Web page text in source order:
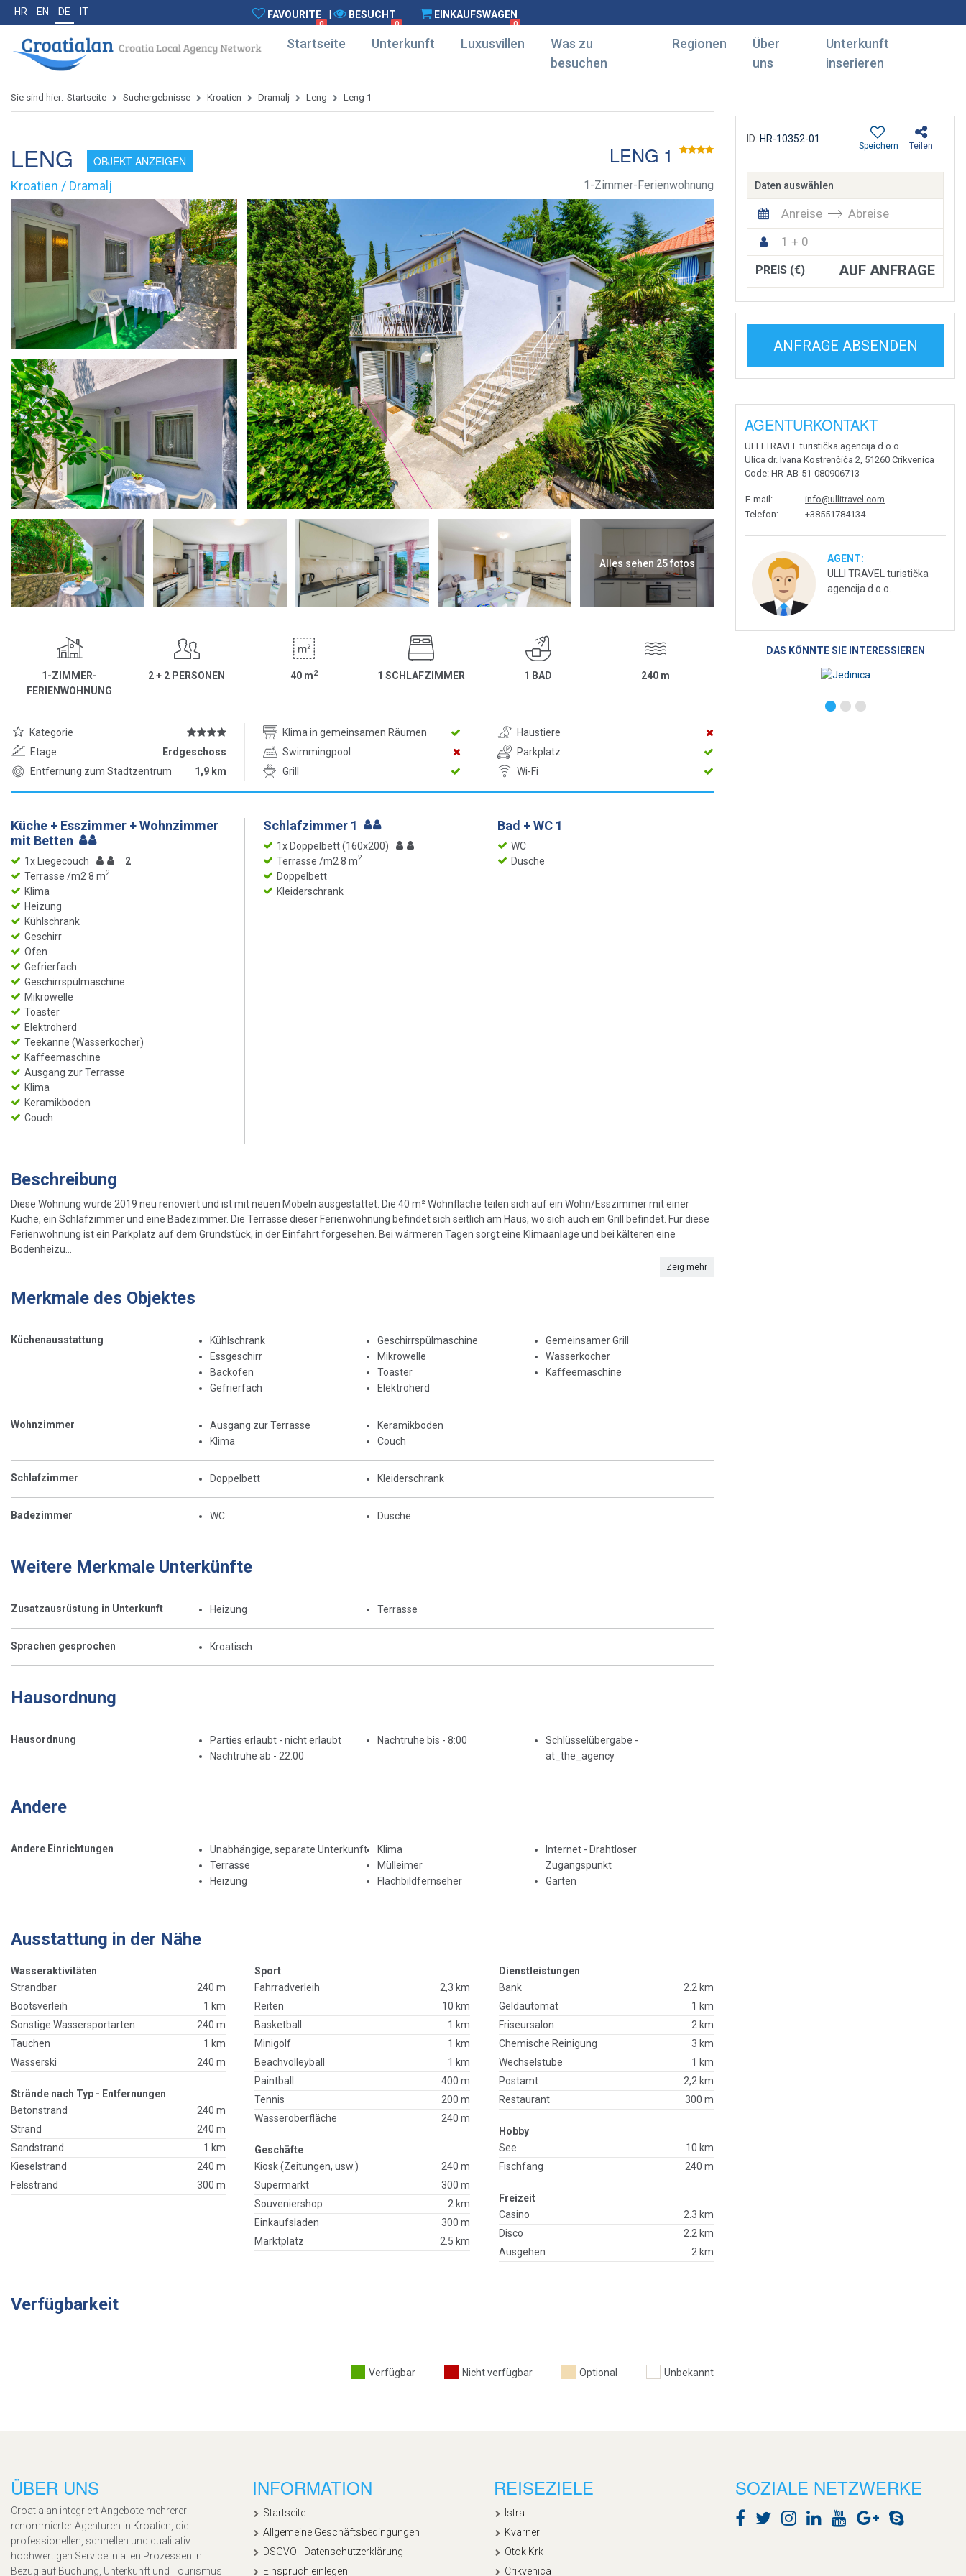
HR EN DE IT FAVOURITE
0
BESUCHT
0
EINKAUFSWAGEN
0
Startseite Unterkunft Luxusvillen
Was zu
besuchen
Regionen
Über
uns
Unterkunft
inserieren
Sie sind hier: Startseite Suchergebnisse Kroatien Dramalj Leng Leng 1
LENG OBJEKT ANZEIGEN LENG 1
Kroatien / Dramalj 1-Zimmer-Ferienwohnung
Alles sehen 25 fotos
1-ZIMMER-
FERIENWOHNUNG
2 + 2 PERSONEN 40 m2 1 SCHLAFZIMMER 1 BAD 240 m
Kategorie Klima in gemeinsamen Räumen
Haustiere
Etage
Erdgeschoss Swimmingpool
Parkplatz
Entfernung zum Stadtzentrum
1,9 km Grill Wi-Fi
Küche + Esszimmer + Wohnzimmer
mit Betten
1x Liegecouch
2
Terrasse /m2 8 m2
Klima
Heizung
Kühlschrank
Geschirr
Ofen
Gefrierfach
Geschirrspülmaschine
Mikrowelle
Toaster
Elektroherd
Teekanne (Wasserkocher)
Kaffeemaschine
Ausgang zur Terrasse
Klima
Keramikboden
Couch
Schlafzimmer 1
1x Doppelbett (160x200)
Terrasse /m2 8 m2
Doppelbett
Kleiderschrank
Bad + WC 1
WC
Dusche
Beschreibung
Diese Wohnung wurde 2019 neu renoviert und ist mit neuen Möbeln ausgestattet. Die 40 m² Wohnfläche teilen sich auf ein Wohn/Esszimmer mit einer
Küche, ein Schlafzimmer und eine Badezimmer. Die Terrasse dieser Ferienwohnung befindet sich seitlich am Haus, wo sich auch ein Grill befindet. Für diese
Ferienwohnung ist ein Parkplatz auf dem Grundstück, in der Einfahrt forgesehen. Bei wärmeren Tagen sorgt eine Klimaanlage und bei kälteren eine
Bodenheizu...
Zeig mehr
Merkmale des Objektes
Küchenausstattung
Kühlschrank
Essgeschirr
Backofen
Gefrierfach
Geschirrspülmaschine
Mikrowelle
Toaster
Elektroherd
Gemeinsamer Grill
Wasserkocher
Kaffeemaschine
Wohnzimmer
Ausgang zur Terrasse
Klima
Keramikboden
Couch
Schlafzimmer Doppelbett Kleiderschrank
Badezimmer WC Dusche
Weitere Merkmale Unterkünfte
Zusatzausrüstung in Unterkunft Heizung Terrasse
Sprachen gesprochen Kroatisch
Hausordnung
Hausordnung
Parties erlaubt - nicht erlaubt
Nachtruhe ab - 22:00
Nachtruhe bis - 8:00
Schlüsselübergabe -
at_the_agency
Andere
Andere Einrichtungen
Unabhängige, separate Unterkunft
Terrasse
Heizung
Klima
Mülleimer
Flachbildfernseher
Internet - Drahtloser
Zugangspunkt
Garten
Ausstattung in der Nähe
Wasseraktivitäten
Strandbar
240 m
Bootsverleih
1 km
Sonstige Wassersportarten
240 m
Tauchen
1 km
Wasserski
240 m
Strände nach Typ - Entfernungen
Betonstrand
240 m
Strand
240 m
Sandstrand
1 km
Kieselstrand
240 m
Felsstrand
300 m
Sport
Fahrradverleih
2,3 km
Reiten
10 km
Basketball
1 km
Minigolf
1 km
Beachvolleyball
1 km
Paintball
400 m
Tennis
200 m
Wasseroberfläche
240 m
Geschäfte
Kiosk (Zeitungen, usw.)
240 m
Supermarkt
300 m
Souveniershop
2 km
Einkaufsladen
300 m
Marktplatz
2.5 km
Dienstleistungen
Bank
2.2 km
Geldautomat
1 km
Friseursalon
2 km
Chemische Reinigung
3 km
Wechselstube
1 km
Postamt
2,2 km
Restaurant
300 m
Hobby
See
10 km
Fischfang
240 m
Freizeit
Casino
2.3 km
Disco
2.2 km
Ausgehen
2 km
Verfügbarkeit
Verfügbar Nicht verfügbar Optional Unbekannt
ID: HR-10352-01
Teilen
Speichern
Daten auswählen
Anreise
Abreise
1 + 0
PREIS (€) AUF ANFRAGE
ANFRAGE ABSENDEN
AGENTURKONTAKT
ULLI TRAVEL turistička agencija d.o.o.
Ulica dr. Ivana Kostrenčića 2, 51260 Crikvenica
Code: HR-AB-51-080906713
E-mail :
info@ullitravel.com
Telefon: +38551784134
AGENT:
ULLI TRAVEL turistička
agencija d.o.o.
DAS KÖNNTE SIE INTERESSIEREN
ÜBER UNS
Croatialan integriert Angebote mehrerer
renommierter Agenturen in Kroatien, die
professionellen, schnellen und qualitativ
hochwertigen Service in allen Prozessen in
Bezug auf Buchung, Unterkunft und Tourismus
INFORMATION
Startseite
Allgemeine Geschäftsbedingungen
DSGVO - Datenschutzerklärung
Einspruch einlegen
REISEZIELE
Istra
Kvarner
Otok Krk
Crikvenica
SOZIALE NETZWERKE